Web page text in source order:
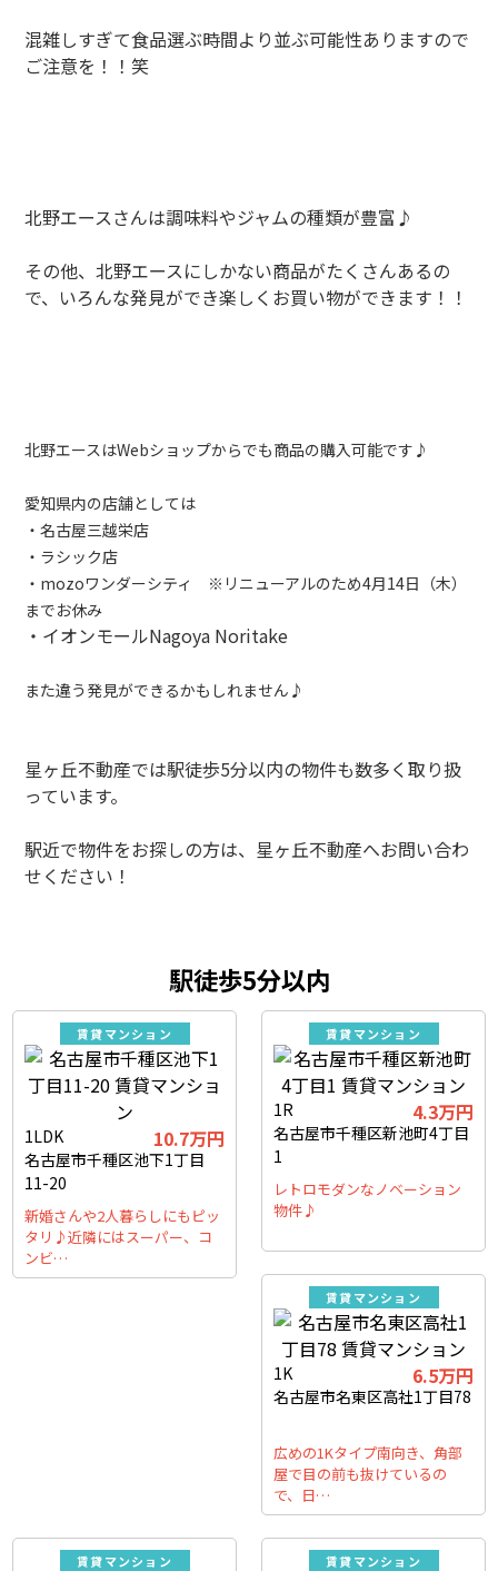
混雑しすぎて食品選ぶ時間より並ぶ可能性ありますので
ご注意を！！笑
北野エースさんは調味料やジャムの種類が豊富♪
その他、北野エースにしかない商品がたくさんあるの
で、いろんな発見ができ楽しくお買い物ができます！！
北野エースはWebショップからでも商品の購入可能です♪
愛知県内の店舗としては
・名古屋三越栄店
・ラシック店
・mozoワンダーシティ ※ リニューアルのため4月14日（木）
までお休み
・イオンモールNagoya Noritake
また違う発見ができるかもしれません♪
星ヶ丘不動産では駅徒歩5分以内の物件も数多く取り扱
っています。
駅近で物件をお探しの方は、星ヶ丘不動産へお問い合わ
せください！
駅徒歩5分以内
賃貸マンション
1LDK 10.7万円
名古屋市千種区池下1丁目
11-20
新婚さんや2人暮らしにもピッ
タリ♪近隣にはスーパー、コ
ンビ…
賃貸マンション
1R 4.3万円
名古屋市千種区新池町4丁目
1
レトロモダンなノベーション
物件♪
賃貸マンション
1K 6.5万円
名古屋市名東区高社1丁目78
広めの1Kタイプ南向き、角部
屋で目の前も抜けているの
で、日…
賃貸マンション 賃貸マンション